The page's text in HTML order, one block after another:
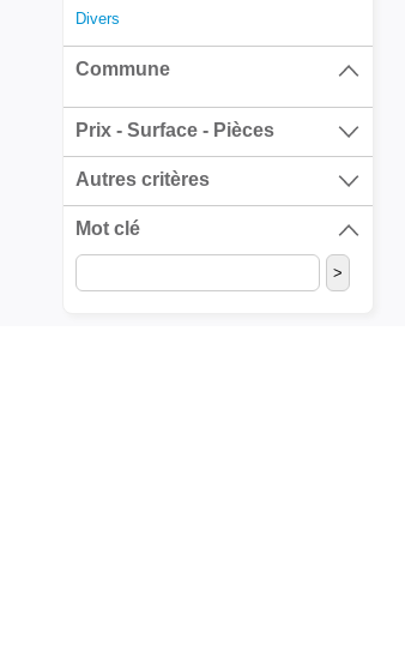
Divers
Commune
Prix - Surface - Pièces
Autres critères
Mot clé